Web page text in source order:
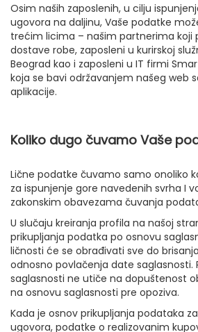
Osim naših zaposlenih, u cilju
ugovora na daljinu, Vaše podatke
trećim licima – našim partnerima koji
dostave robe, zaposleni u kurirskoj
Beograd kao i zaposleni u IT firmi
koja se bavi održavanjem našeg web
aplikacije.
Koliko dugo čuvamo Vaše
Lične podatke čuvamo samo onoliko
za ispunjenje gore navedenih svrha I
zakonskim obavezama čuvanja
U slučaju kreiranja profila na našoj
prikupljanja podatka po osnovu
ličnosti će se obrađivati sve do
odnosno povlačenja date saglasnosti.
saglasnosti ne utiče na dopuštenost
na osnovu saglasnosti pre opoziva.
Kada je osnov prikupljanja podataka
ugovora, podatke o realizovanim